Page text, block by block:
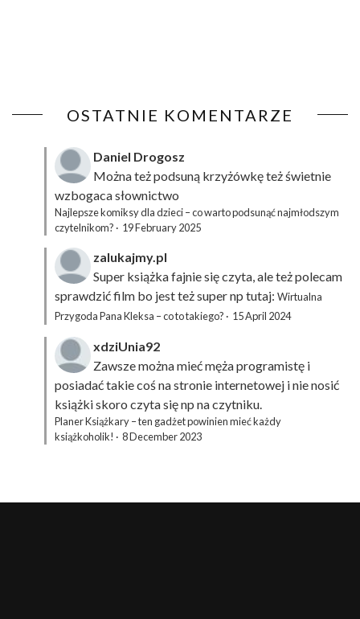
OSTATNIE KOMENTARZE
Daniel Drogosz
Można też podsuną krzyżówkęteż świetnie
wzbogaca słownictwo
Najlepsze komiksy dla dzieci – co warto podsunąć najmłodszym
czytelnikom? · 19 February 2025
zalukajmy.pl
Super książka fajnie się czyta, ale też polecam
sprawdzić film bo jest też super np tutaj: Wirtualna
Przygoda Pana Kleksa – co to takiego? · 15 April 2024
xdziUnia92
Zawsze można mieć męża programistę i
posiadać takie coś na stronie internetowej i nie nosić
książki skoro czyta się np na czytniku.
Planer Książkary – ten gadżet powinien mieć każdy
książkoholik! · 8 December 2023